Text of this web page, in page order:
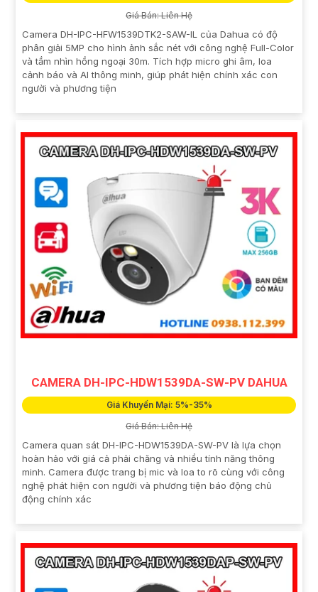
Giá Bán: Liên Hệ
Camera DH-IPC-HFW1539DTK2-SAW-IL của Dahua có độ
phân giải 5MP cho hình ảnh sắc nét với công nghệ Full-Color
và tầm nhìn hồng ngoại 30m. Tích hợp micro ghi âm, loa
cảnh báo và AI thông minh, giúp phát hiện chính xác con
người và phương tiện
CAMERA DH-IPC-HDW1539DA-SW-PV DAHUA
Giá Khuyến Mại: 5%-35%
Giá Bán: Liên Hệ
Camera quan sát DH-IPC-HDW1539DA-SW-PV là lựa chọn
hoàn hảo với giá cả phải chăng và nhiều tính năng thông
minh. Camera được trang bị mic và loa to rõ cùng với công
nghệ phát hiện con người và phương tiện báo động chủ
động chính xác